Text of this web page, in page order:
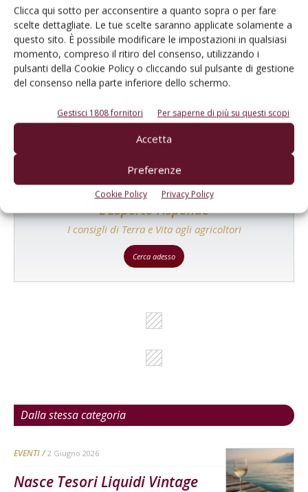
Clicca qui sotto per acconsentire a quanto sopra o per fare
scelte dettagliate. Le tue scelte saranno applicate solamente a
questo sito. È possibile modificare le impostazioni in qualsiasi
momento, compreso il ritiro del consenso, utilizzando i
pulsanti della Cookie Policy o cliccando sul pulsante di gestione
del consenso nella parte inferiore dello schermo.
Gestisci 1808 fornitori Per saperne di più su questi scopi
Accetta
Preferenze
Cookie Policy Privacy Policy
Catalogo Aziende e Prodotti
Un modo semplice per cercare un'azienda o un
L'Esperto risponde
I consigli di Terra e Vita agli agricoltori
Cerca adesso
Dalla stessa categoria
EVENTI 2 Giugno 2026
Nasce Tesori Liquidi Vintage